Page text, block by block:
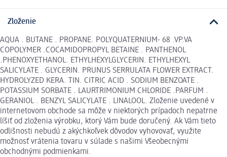
Zloženie
AQUA . BUTANE . PROPANE. POLYQUATERNIUM- 68 .VP.VA
COPOLYMER .COCAMIDOPROPYL BETAINE . PANTHENOL
.PHENOXYETHANOL. ETHYLHEXYLGLYCERIN. ETHYLHEXYL
SALICYLATE . GLYCERIN. PRUNUS SERRULATA FLOWER EXTRACT.
HYDROLYZED KERA. TIN. CITRIC ACID . SODIUM BENZOATE .
POTASSIUM SORBATE . LAURTRIMONIUM CHLORIDE .PARFUM .
GERANIOL . BENZYL SALICYLATE . LINALOOL. Zloženie uvedené v
internetovom obchode sa môže v niektorých prípadoch nepatrne
líšiť od zloženia výrobku, ktorý Vám bude doručený. Ak Vám tieto
odlišnosti nebudú z akýchkoľvek dôvodov vyhovovať, využite
možnosť vrátenia tovaru v súlade s našimi Všeobecnými
obchodnými podmienkami.